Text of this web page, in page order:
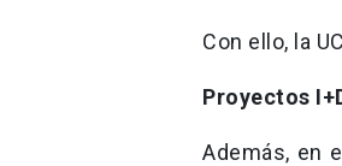
Con ello, la
Proyectos
Además, en